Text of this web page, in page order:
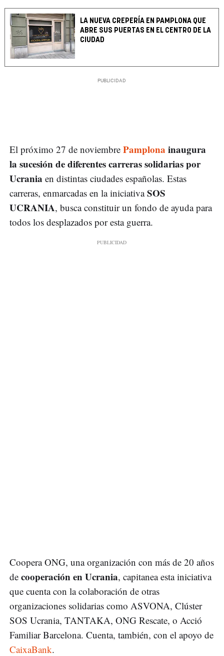
LA NUEVA CREPERÍA EN PAMPLONA QUE
ABRE SUS PUERTAS EN EL CENTRO DE LA
CIUDAD
El próximo 27 de noviembre Pamplona inaugura
la sucesión de diferentes carreras solidarias por
Ucrania en distintas ciudades españolas. Estas
carreras, enmarcadas en la iniciativaSOS
UCRANIA, busca constituir un fondo de ayuda para
todos los desplazados por esta guerra.
Coopera ONG, una organización con más de 20 años
de cooperación en Ucrania, capitanea esta iniciativa
que cuenta con la colaboración de otras
organizaciones solidarias como ASVONA, Clúster
SOS Ucrania, TANTAKA, ONG Rescate, o Acció
Familiar Barcelona. Cuenta, también, con el apoyo de
CaixaBank.